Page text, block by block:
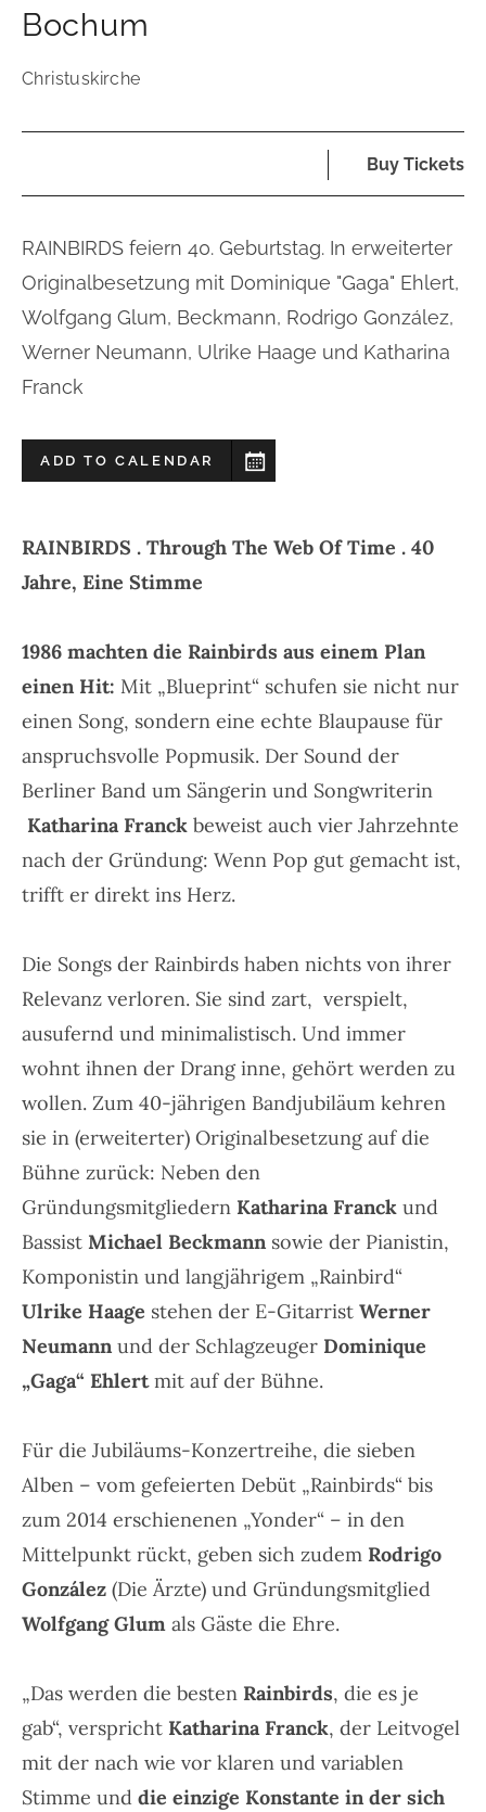
Bochum
Christuskirche
Buy Tickets
RAINBIRDS feiern 40. Geburtstag. In erweiterter
Originalbesetzung mit Dominique "Gaga" Ehlert,
Wolfgang Glum, Beckmann, Rodrigo González,
Werner Neumann, Ulrike Haage und Katharina
Franck
ADD TO CALENDAR
RAINBIRDS . Through The Web Of Time . 40
Jahre, Eine Stimme
1986 machten die Rainbirds aus einem Plan
einen Hit: Mit „Blueprint“ schufen sie nicht nur
einen Song, sondern eine echte Blaupause für
anspruchsvolle Popmusik. Der Sound der
Berliner Band um Sängerin und Songwriterin
Katharina Franck beweist auch vier Jahrzehnte
nach der Gründung: Wenn Pop gut gemacht ist,
trifft er direkt ins Herz.
Die Songs der Rainbirds haben nichts von ihrer
Relevanz verloren. Sie sind zart, verspielt,
ausufernd und minimalistisch. Und immer
wohnt ihnen der Drang inne, gehört werden zu
wollen. Zum 40-jährigen Bandjubiläum kehren
sie in (erweiterter) Originalbesetzung auf die
Bühne zurück: Neben den
Gründungsmitgliedern Katharina Franck und
Bassist Michael Beckmann sowie der Pianistin,
Komponistin und langjährigem „Rainbird“
Ulrike Haage stehen der E-Gitarrist Werner
Neumann und der Schlagzeuger Dominique
„Gaga“ Ehlertmit auf der Bühne.
Für die Jubiläums-Konzertreihe, die sieben
Alben – vom gefeierten Debüt „Rainbirds“ bis
zum 2014 erschienenen „Yonder“ – in den
Mittelpunkt rückt, geben sich zudem Rodrigo
González (Die Ärzte) und Gründungsmitglied
Wolfgang Glum als Gäste die Ehre.
„Das werden die besten Rainbirds, die es je
gab“, verspricht Katharina Franck, der Leitvogel
mit der nach wie vor klaren und variablen
Stimme und die einzige Konstante in der sich